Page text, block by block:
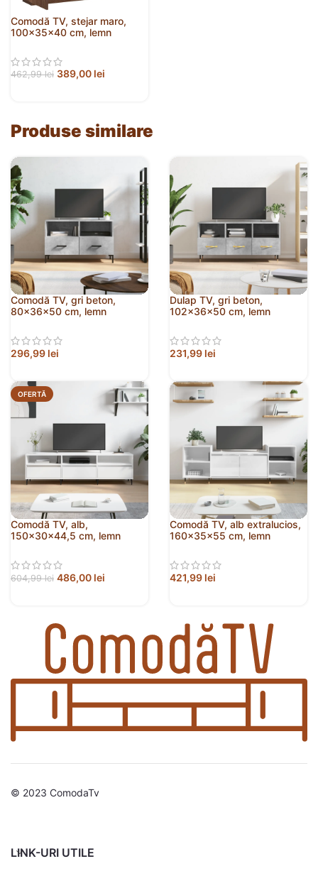
Comodă TV, stejar maro,
100x35x40 cm, lemn
462,99lei 389,00 lei
Produse similare
Comodă TV, gri beton,
80x36x50 cm, lemn
296,99 lei
Dulap TV, gri beton,
102x36x50 cm, lemn
231,99 lei
OFERTĂ
Comodă TV, alb,
150x30x44,5 cm, lemn
604,99lei 486,00 lei
Comodă TV, alb extralucios,
160x35x55 cm, lemn
421,99 lei
© 2023 ComodaTv
LINK-URI UTILE